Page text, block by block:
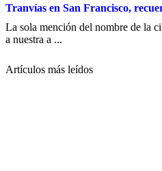
Tranvías en San Francisco,
La sola mención del nombre de la
a nuestra a ...
Artículos más leídos